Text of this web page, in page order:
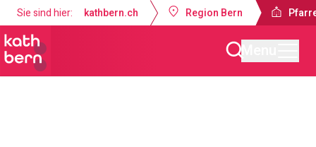
Sie sind hier: kathbern.ch Region Bern